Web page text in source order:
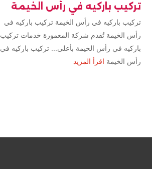
تركيب باركيه في رأس الخيمة
تركيب باركيه في رأس الخيمة تركيب باركيه في
رأس الخيمة تُقدم شركة المعمورة خدمات تركيب
باركيه في رأس الخيمة بأعلى... تركيب باركيه في
رأس الخيمة اقرأ المزيد